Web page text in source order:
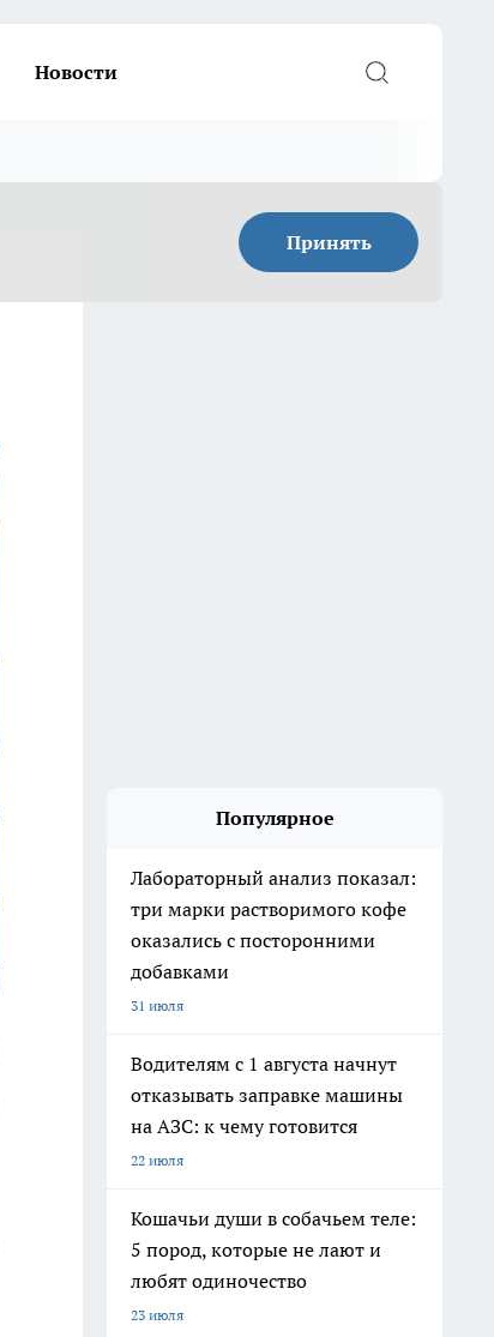
Новости
Принять
Популярное
Лабораторный анализ показал:
три марки растворимого кофе
оказались с посторонними
добавками
31 июля
Водителям с 1 августа начнут
отказывать заправке машины
на АЗС: к чему готовится
22 июля
Кошачьи души в собачьем теле:
5 пород, которые не лают и
любят одиночество
23 июля